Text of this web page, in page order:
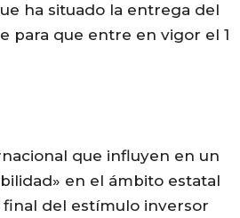
ha situado la entrega del
para que entre en vigor el 1
que influyen en un
en el ámbito estatal
final del estímulo inversor